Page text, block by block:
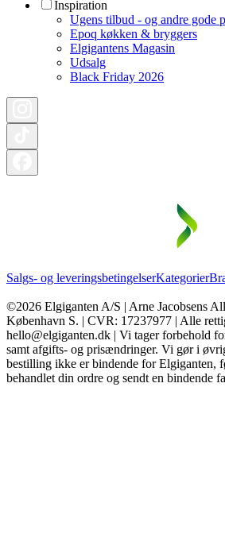
Inspiration
Ugens tilbud - og andre gode
Epoq køkken & bryggers
Elgigantens Magasin
Udsalg
Black Friday 2026
Salgs- og leveringsbetingelserKategorier
©2026 Elgiganten A/S | Arne Jacobsens
København S. | CVR: 17237977 | Alle
hello@elgiganten.dk | Vi tager forbehold
samt afgifts- og prisændringer. Vi gør i
bestilling ikke er bindende for Elgiganten,
behandlet din ordre og sendt en bindende